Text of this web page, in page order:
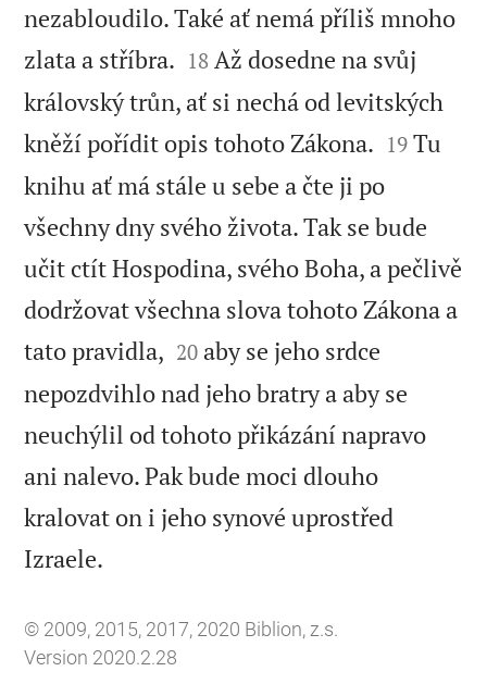
nezabloudilo. Také ať nemá příliš mnoho
zlata a stříbra. 

18 Až dosedne na svůj
královský trůn, ať si nechá od levitských
kněží pořídit opis tohoto Zákona. 

19 Tu
knihu ať má stále u sebe a čte ji po
všechny dny svého života. Tak se bude
učit ctít Hospodina, svého Boha, a pečlivě
dodržovat všechna slova tohoto Zákona a
tato pravidla, 

20 aby se jeho srdce
nepozdvihlo nad jeho bratry a aby se
neuchýlil od tohoto přikázání napravo
ani nalevo. Pak bude moci dlouho
kralovat on i jeho synové uprostřed
Izraele.
© 2009, 2015, 2017, 2020 Biblion, z.s.
Version 2020.2.28